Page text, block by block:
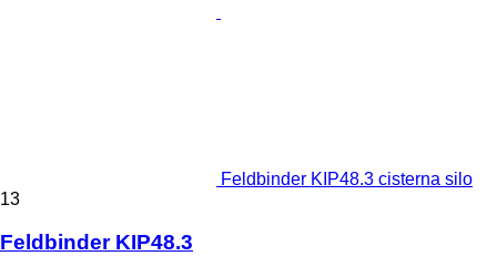
Feldbinder KIP48.3 cisterna silo
13
Feldbinder KIP48.3